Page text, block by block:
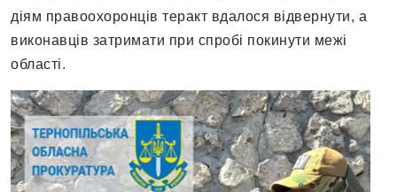
діям правоохоронців теракт вдалося відвернути, а
виконавців затримати при спробі покинути межі
області.